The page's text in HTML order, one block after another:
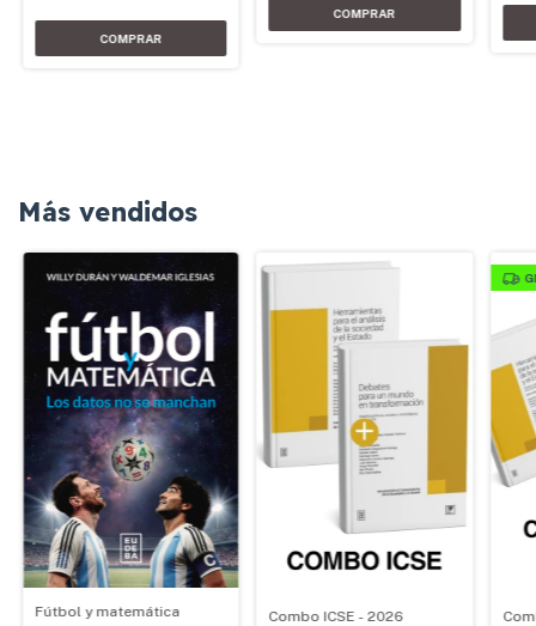
Más vendidos
Fútbol y matemática Combo ICSE - 2026